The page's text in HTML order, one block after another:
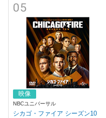
05
映像
NBCユニバーサル
シカゴ・ファイア シーズン10